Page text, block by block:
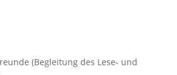
(Begleitung des Lese- und